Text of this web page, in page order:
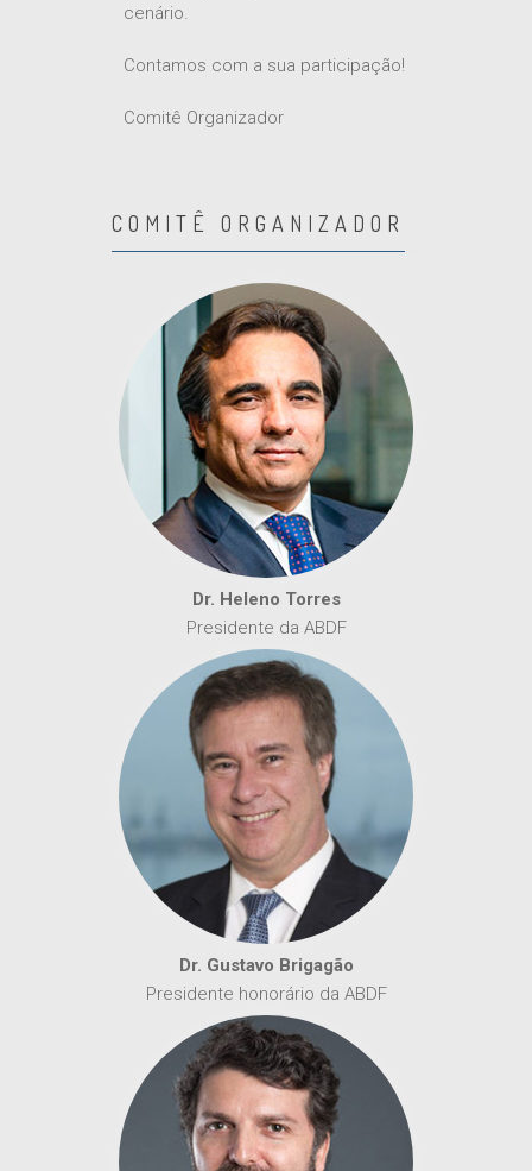
cenário.
Contamos com a sua participação!
Comitê Organizador
COMITÊ ORGANIZADOR
Dr. Heleno Torres
Presidente da ABDF
Dr. Gustavo Brigagão
Presidente honorário da ABDF